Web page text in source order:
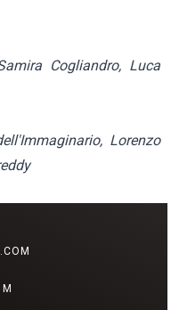
Cogliandro, Luca
Lorenzo